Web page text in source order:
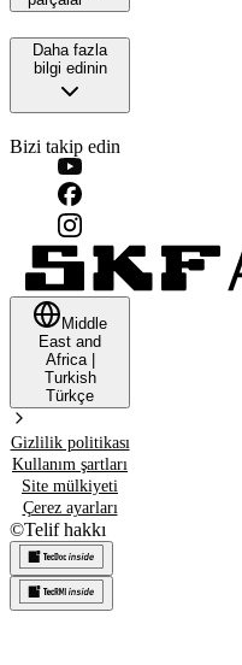
Daha fazla
bilgi edinin
Bizi takip edin
Middle
East and
Africa|
Turkish
Türkçe
Gizlilik politikası
Kullanım şartları
Site mülkiyeti
Çerez ayarları
©Telif hakkı